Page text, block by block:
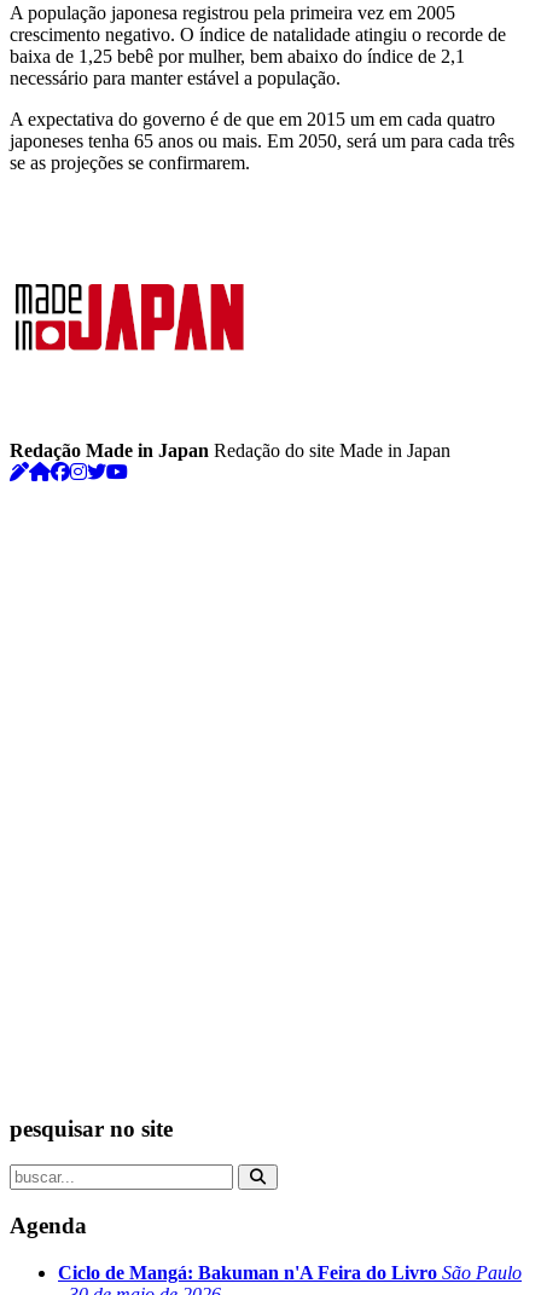
A população japonesa registrou pela primeira vez em 2005
crescimento negativo. O índice de natalidade atingiu o recorde de
baixa de 1,25 bebê por mulher, bem abaixo do índice de 2,1
necessário para manter estável a população.
A expectativa do governo é de que em 2015 um em cada quatro
japoneses tenha 65 anos ou mais. Em 2050, será um para cada três
se as projeções se confirmarem.
Redação Made in Japan Redação do site Made in Japan
pesquisar no site
Agenda
Ciclo de Mangá: Bakuman n'A Feira do Livro São Paulo